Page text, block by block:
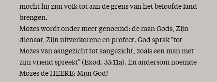
mocht hij zijn volk tot aan de grens van het beloofde land
brengen.
Mozes wordt onder meer genoemd: de man Gods, Zijn
dienaar, Zijn uitverkorene en profeet. God sprak "tot
Mozes van aangezicht tot aangezicht, zoals een man met
zijn vriend spreekt" (Exod. 33:11a). En andersom noemde
Mozes de HEERE: Mijn God!